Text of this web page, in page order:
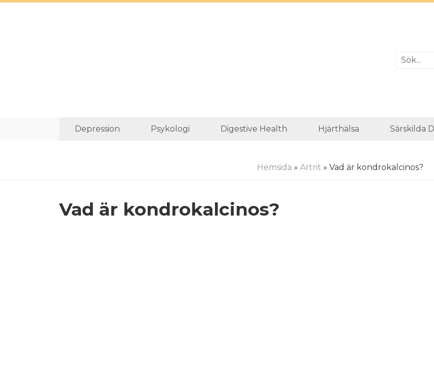
Depression Psykologi Digestive Health Hjärthälsa Särskilda
Hemsida » Artrit » Vad är kondrokalcinos?
Vad är kondrokalcinos?